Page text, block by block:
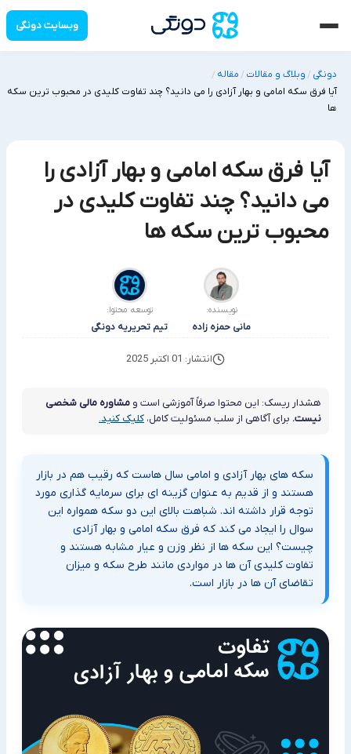
وبسایت دونگی
دونگی /وبلاگ و مقالات /مقاله /
آیا فرق سکه امامی و بهار آزادی را می دانید؟ چند تفاوت کلیدی در محبوب ترین سکه
ها
آیا فرق سکه امامی و بهار آزادی را
می دانید؟ چند تفاوت کلیدی در
محبوب ترین سکه ها
نویسنده:
مانی حمزه زاده
توسعه محتوا:
تیم تحریریه دونگی
انتشار: 01 اکتبر 2025
هشدار ریسک: این محتوا صرفاً آموزشی است و مشاوره مالی شخصی
نیست. برای آگاهی از سلب مسئولیت کامل، کلیک کنید.
سکه های بهار آزادی و امامی سال هاست که رقیب هم در بازار
هستند و از قدیم به عنوان گزینه ای برای سرمایه گذاری مورد
توجه قرار داشته اند. شباهت بالای این دو سکه همواره این
سوال را ایجاد می کند که فرق سکه امامی و بهار آزادی
چیست؟ این سکه ها از نظر وزن و عیار مشابه هستند و
تفاوت کلیدی آن ها در مواردی مانند طرح سکه و میزان
تقاضای آن ها در بازار است.